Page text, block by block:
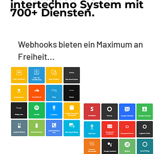
intertechno System mit
700+ Diensten.
Webhooks bieten ein Maximum an
Freiheit...